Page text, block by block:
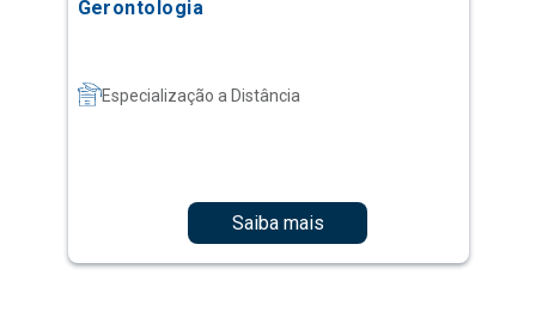
Gerontologia
Especialização a Distância
Saiba mais